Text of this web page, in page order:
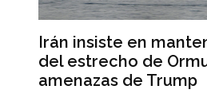
Irán insiste en
del estrecho de
amenazas de Trump